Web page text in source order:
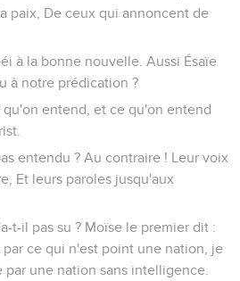
paix, De ceux qui annoncent de
à la bonne nouvelle. Aussi Ésaïe
à notre prédication ?
entend, et ce qu'on entend
entendu ? Au contraire ! Leur voix
Et leurs paroles jusqu'aux
t-il pas su ? Moïse le premier dit :
ce qui n'est point une nation, je
une nation sans intelligence.